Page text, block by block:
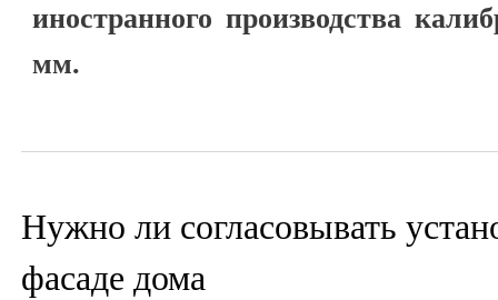
иностранного производства
мм.
Нужно ли согласовывать
фасаде дома